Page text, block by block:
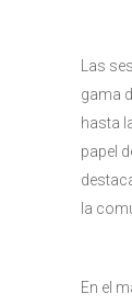
Las
gama
hasta
papel
la
En el